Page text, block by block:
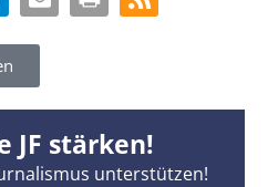
JF stärken!
unterstützen!